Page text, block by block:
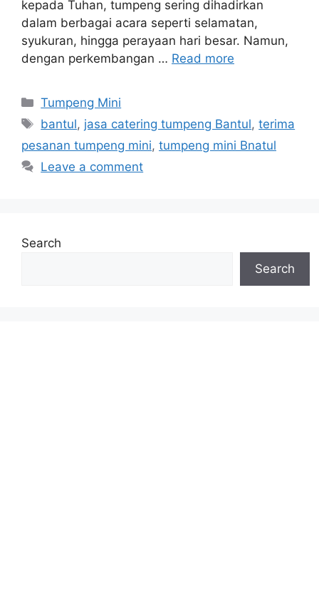
kepada Tuhan, tumpeng sering dihadirkan
dalam berbagai acara seperti selamatan,
syukuran, hingga perayaan hari besar. Namun,
dengan perkembangan … Read more
Categories
Tumpeng Mini
Tags
bantul, jasa catering tumpeng Bantul,terima
pesanan tumpeng mini, tumpeng mini Bnatul
Leave a comment
Search
Search